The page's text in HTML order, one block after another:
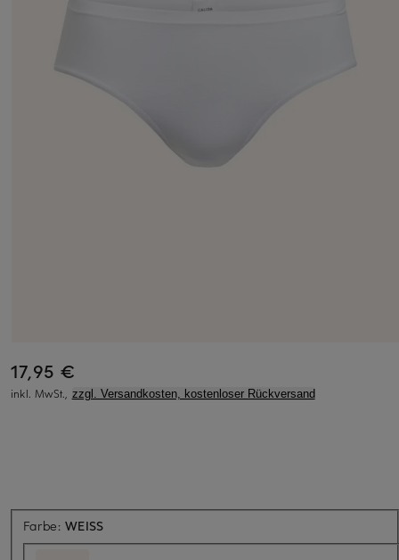
17,95 €
inkl. MwSt., zzgl. Versandkosten, kostenloser Rückversand
Farbe:WEISS